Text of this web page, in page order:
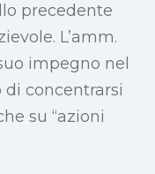
precedente
L’amm.
impegno nel
concentrarsi
su “azioni